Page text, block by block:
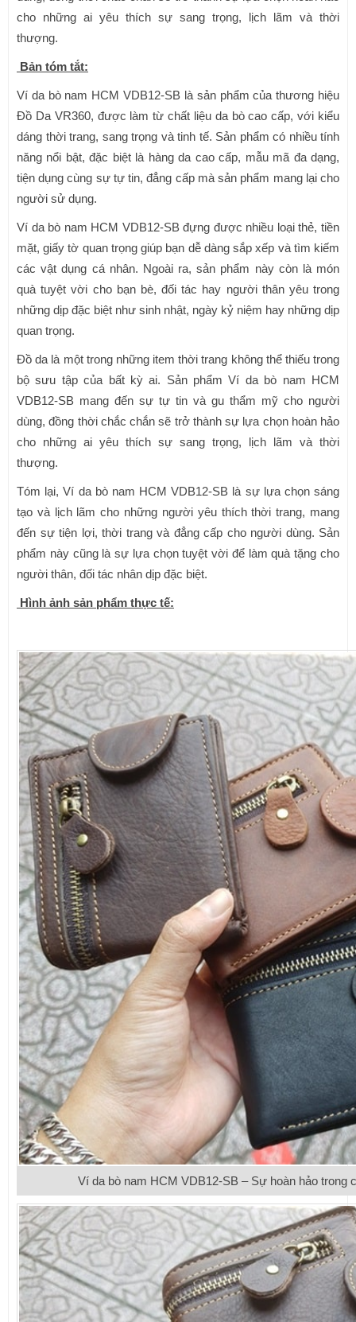
cho những ai yêu thích sự sang trọng, lịch lãm và thời
thượng.
Bản tóm tắt:
Ví da bò nam HCM VDB12-SB là sản phẩm của thương hiệu
Đồ Da VR360, được làm từ chất liệu da bò cao cấp, với kiểu
dáng thời trang, sang trọng và tinh tế. Sản phẩm có nhiều tính
năng nổi bật, đặc biệt là hàng da cao cấp, mẫu mã đa dạng,
tiện dụng cùng sự tự tin, đẳng cấp mà sản phẩm mang lại cho
người sử dụng.
Ví da bò nam HCM VDB12-SB đựng được nhiều loại thẻ, tiền
mặt, giấy tờ quan trọng giúp bạn dễ dàng sắp xếp và tìm kiếm
các vật dụng cá nhân. Ngoài ra, sản phẩm này còn là món
quà tuyệt vời cho bạn bè, đối tác hay người thân yêu trong
những dịp đặc biệt như sinh nhật, ngày kỷ niệm hay những dịp
quan trọng.
Đồ da là một trong những item thời trang không thể thiếu trong
bộ sưu tập của bất kỳ ai. Sản phẩm Ví da bò nam HCM
VDB12-SB mang đến sự tự tin và gu thẩm mỹ cho người
dùng, đồng thời chắc chắn sẽ trở thành sự lựa chọn hoàn hảo
cho những ai yêu thích sự sang trọng, lịch lãm và thời
thượng.
Tóm lại, Ví da bò nam HCM VDB12-SB là sự lựa chọn sáng
tạo và lịch lãm cho những người yêu thích thời trang, mang
đến sự tiện lợi, thời trang và đẳng cấp cho người dùng. Sản
phẩm này cũng là sự lựa chọn tuyệt vời để làm quà tặng cho
người thân, đối tác nhân dịp đặc biệt.
Hình ảnh sản phẩm thực tế:
Ví da bò nam HCM VDB12-SB – Sự hoàn hảo trong